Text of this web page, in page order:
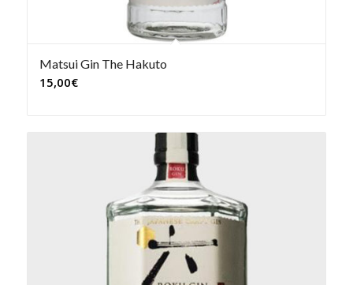
Matsui Gin The Hakuto
15,00€